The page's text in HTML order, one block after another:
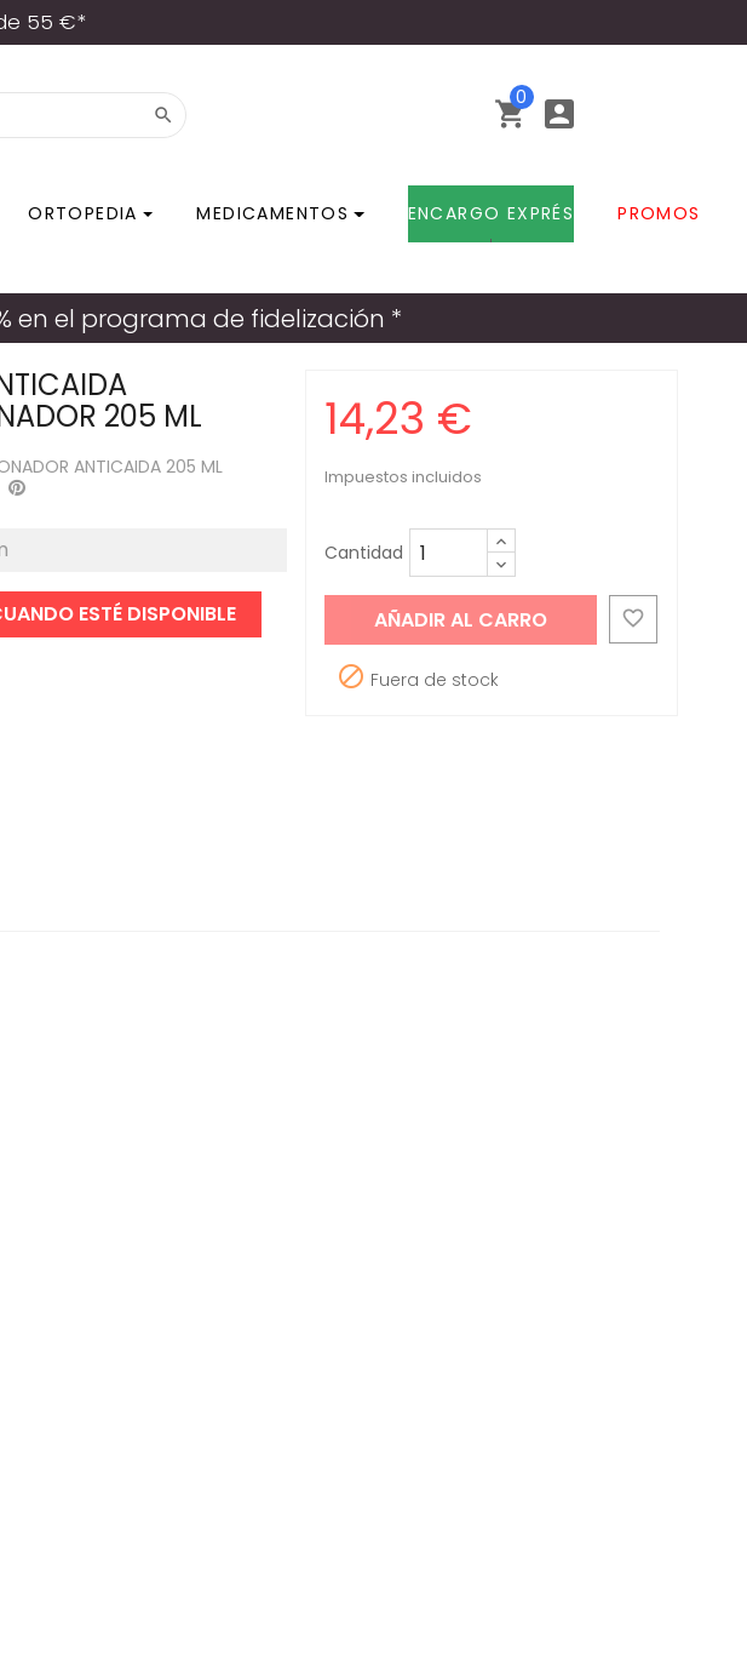
55 €*
 
0 
ORTOPEDIA MEDICAMENTOS ENCARGO EXPRÉS
PROMOS
en el programa de fidelización *
205 ML
ANTICAIDA 205 ML
ESTÉ DISPONIBLE
14,23 €
Impuestos incluidos
Cantidad
AÑADIR AL CARRO 
 Fuera de stock